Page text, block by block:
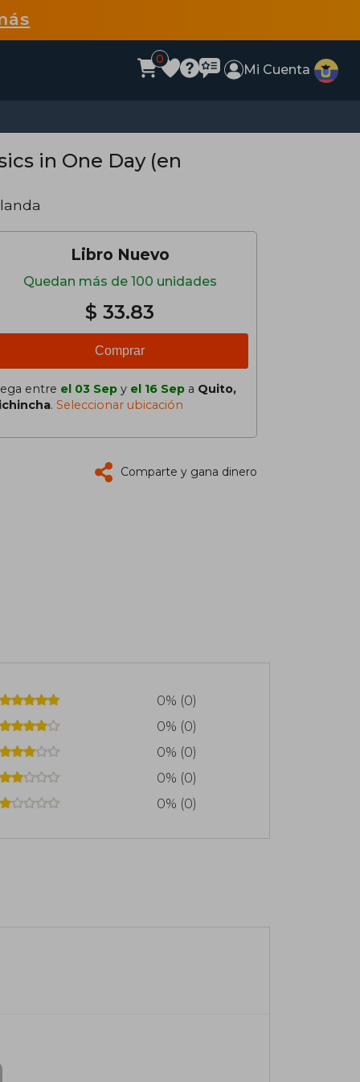
0
Mi Cuenta
in One Day (en
Libro Nuevo
Quedan más de 100 unidades
$ 33.83
Comprar
entre el 03 Sep y el 16 Sep a Quito,
. Seleccionar ubicación
Comparte y gana dinero
0% (0)
0% (0)
0% (0)
0% (0)
0% (0)